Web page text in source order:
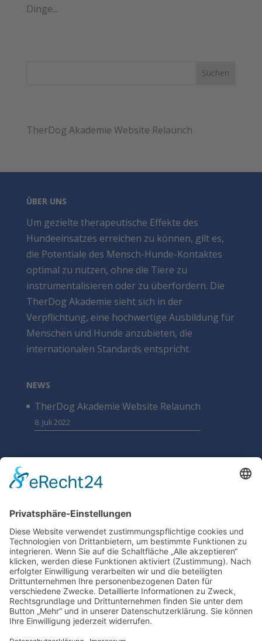
Dinge...
TherDog Akademie Website Relaunch
ÜBER UNS
Um gezielte therapeutische Effekte des
Hundeeinsatzes erreichen zu können, gilt es,
die Potentiale des Mensch-Hunde-Kontaktes
optimal zu nutzen, ohne die Tiere zu
instrumentalisieren oder zu überfordern. Die
TherDog Akademie sieht sich in der
Verpflichtung, eine hochwertige Ausbildung für
Menschen und Hunde anzubieten, die
internationalen Standards entspricht.
NEWS
TherDog Akademie Website Relaunch
8. Juli 2022
Cookie-Einstellungen
Kontakt
Facebook
AGB
Datenschutz
Impressum